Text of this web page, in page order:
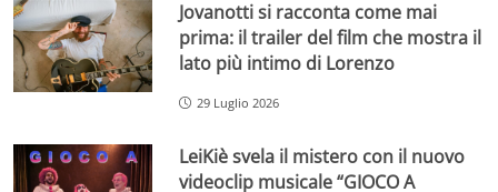
Jovanotti si racconta come mai
prima: il trailer del film che mostra il
lato più intimo di Lorenzo
29 Luglio 2026
LeiKiè svela il mistero con il nuovo
videoclip musicale “GIOCO A